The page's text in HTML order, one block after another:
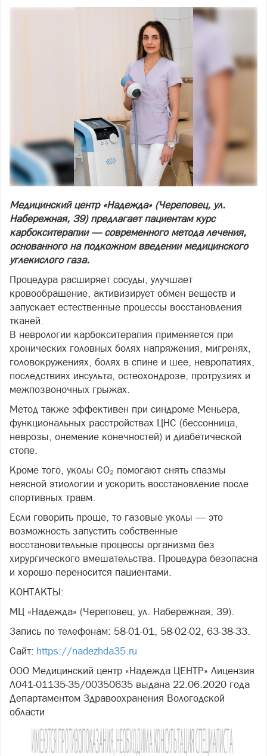
Медицинский центр «Надежда» (Череповец, ул.
Набережная, 39) предлагает пациентам курс
карбокситерапии — современного метода лечения,
основанного на подкожном введении медицинского
углекислого газа.
Процедура расширяет сосуды, улучшает
кровообращение, активизирует обмен веществ и
запускает естественные процессы восстановления
тканей.
В неврологии карбокситерапия применяется при
хронических головных болях напряжения, мигренях,
головокружениях, болях в спине и шее, невропатиях,
последствиях инсульта, остеохондрозе, протрузиях и
межпозвоночных грыжах.
Метод также эффективен при синдроме Меньера,
функциональных расстройствах ЦНС (бессонница,
неврозы, онемение конечностей) и диабетической
стопе.
Кроме того, уколы CO₂ помогают снять спазмы
неясной этиологии и ускорить восстановление после
спортивных травм.
Если говорить проще, то газовые уколы — это
возможность запустить собственные
восстановительные процессы организма без
хирургического вмешательства. Процедура безопасна
и хорошо переносится пациентами.
КОНТАКТЫ:
МЦ «Надежда» (Череповец, ул. Набережная, 39).
Запись по телефонам: 58-01-01, 58-02-02, 63-38-33.
Сайт: https://nadezhda35.ru
ООО Медицинский центр «Надежда ЦЕНТР» Лицензия
Л041-01135-35/00350635 выдана 22.06.2020 года
Департаментом Здравоохранения Вологодской
области